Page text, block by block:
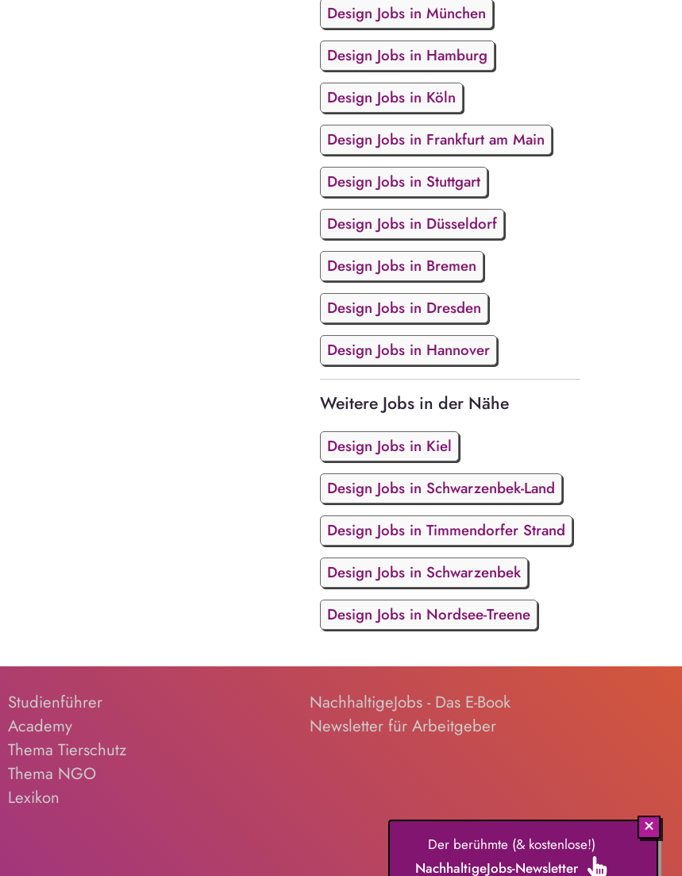
Design Jobs in München
Design Jobs in Hamburg
Design Jobs in Köln
Design Jobs in Frankfurt am Main
Design Jobs in Stuttgart
Design Jobs in Düsseldorf
Design Jobs in Bremen
Design Jobs in Dresden
Design Jobs in Hannover
Weitere Jobs in der Nähe
Design Jobs in Kiel
Design Jobs in Schwarzenbek-Land
Design Jobs in Timmendorfer Strand
Design Jobs in Schwarzenbek
Design Jobs in Nordsee-Treene
Studienführer
Academy
Thema Tierschutz
Thema NGO
Lexikon
NachhaltigeJobs - Das E-Book
Newsletter für Arbeitgeber
Der berühmte (& kostenlose!)
NachhaltigeJobs-Newsletter